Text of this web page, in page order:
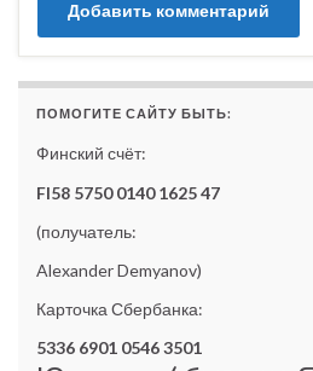
ПОМОГИТЕ САЙТУ БЫТЬ:
Финский счёт:
FI58 5750 0140 1625 47
(получатель:
Alexander Demyanov)
Карточка Сбербанка:
5336 6901 0546 3501